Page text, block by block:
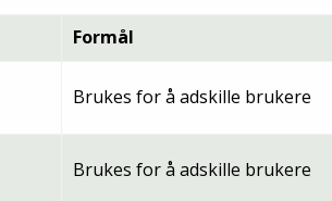
Formål
Brukes for å adskille brukere
Brukes for å adskille brukere